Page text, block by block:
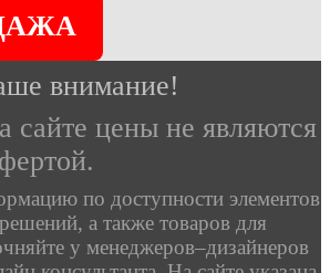
внимание!
сайте цены не являются
по доступности элементов
а также товаров для
у менеджеров–дизайнеров